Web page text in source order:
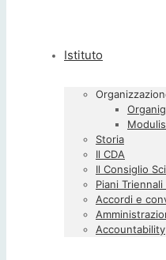
Istituto
Storia
Il CDA
Il Consiglio
Piani
Accordi e
Accountability